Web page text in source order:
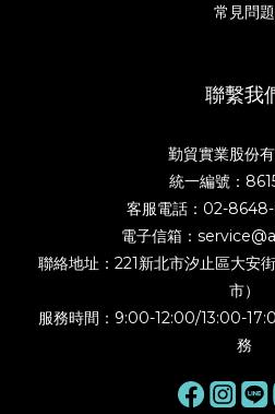
常見問題
聯繫我
勤貿實業股份
統一編號：
客服電話：02-
電子信箱：
聯絡地址：221新北市汐止區大安
市）
服務時間：9:00-12:00/13:00-
務